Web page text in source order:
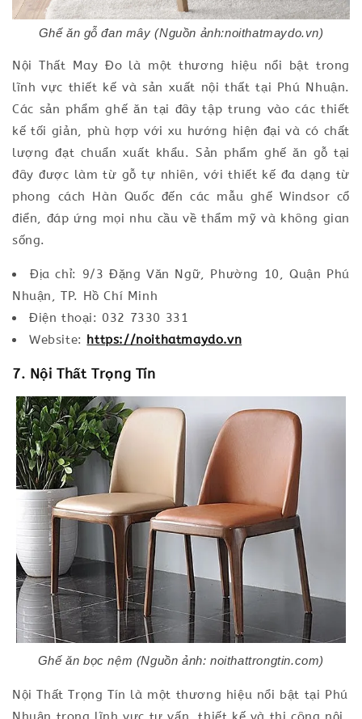
Ghế ăn gỗ đan mây (Nguồn ảnh:noithatmaydo.vn)
Nội Thất May Đo là một thương hiệu nổi bật trong
lĩnh vực thiết kế và sản xuất nội thất tại Phú Nhuận.
Các sản phẩm ghế ăn tại đây tập trung vào các thiết
kế tối giản, phù hợp với xu hướng hiện đại và có chất
lượng đạt chuẩn xuất khẩu. Sản phẩm ghế ăn gỗ tại
đây được làm từ gỗ tự nhiên, với thiết kế đa dạng từ
phong cách Hàn Quốc đến các mẫu ghế Windsor cổ
điển, đáp ứng mọi nhu cầu về thẩm mỹ và không gian
sống.
Địa chỉ: 9/3 Đặng Văn Ngữ, Phường 10, Quận Phú
Nhuận, TP. Hồ Chí Minh
Điện thoại: 032 7330 331
Website: https://noithatmaydo.vn
7. Nội Thất Trọng Tín
Ghế ăn bọc nệm (Nguồn ảnh: noithattrongtin.com)
Nội Thất Trọng Tín là một thương hiệu nổi bật tại Phú